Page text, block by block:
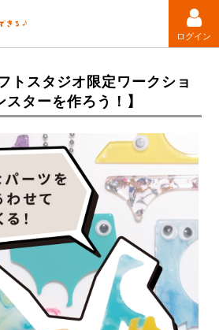
ログイン
トスタジオ限定ワークショ
ターを作ろう！】